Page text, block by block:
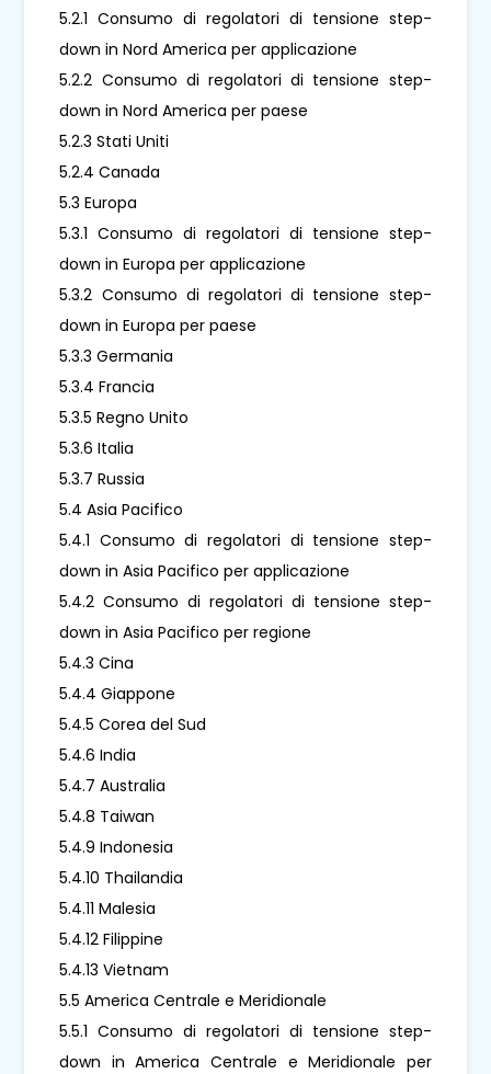
5.2.1 Consumo di regolatori di tensione step-
down in Nord America per applicazione
5.2.2 Consumo di regolatori di tensione step-
down in Nord America per paese
5.2.3 Stati Uniti
5.2.4 Canada
5.3 Europa
5.3.1 Consumo di regolatori di tensione step-
down in Europa per applicazione
5.3.2 Consumo di regolatori di tensione step-
down in Europa per paese
5.3.3 Germania
5.3.4 Francia
5.3.5 Regno Unito
5.3.6 Italia
5.3.7 Russia
5.4 Asia Pacifico
5.4.1 Consumo di regolatori di tensione step-
down in Asia Pacifico per applicazione
5.4.2 Consumo di regolatori di tensione step-
down in Asia Pacifico per regione
5.4.3 Cina
5.4.4 Giappone
5.4.5 Corea del Sud
5.4.6 India
5.4.7 Australia
5.4.8 Taiwan
5.4.9 Indonesia
5.4.10 Thailandia
5.4.11 Malesia
5.4.12 Filippine
5.4.13 Vietnam
5.5 America Centrale e Meridionale
5.5.1 Consumo di regolatori di tensione step-
down in America Centrale e Meridionale per